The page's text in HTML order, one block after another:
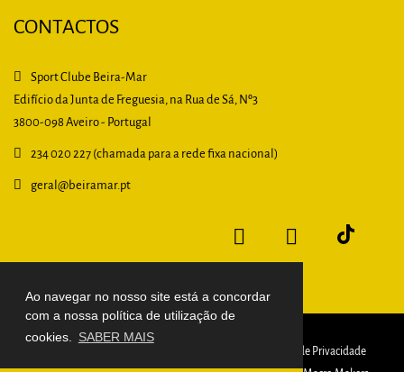
Ao navegar no nosso site está a concordar
com a nossa política de utilização de
cookies.
SABER MAIS
CONTACTOS
Sport Clube Beira-Mar
Edifício da Junta de Freguesia, na Rua de Sá, Nº3
3800-098 Aveiro - Portugal
234 020 227 (chamada para a rede fixa nacional)
geral @beiramar.pt
Política de Privacidade